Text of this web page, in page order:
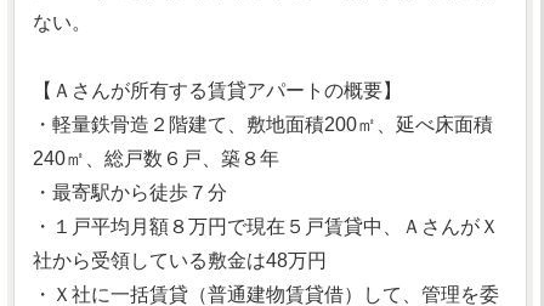
ない。
【Ａさんが所有する賃貸アパートの概要】
・軽量鉄骨造２階建て、敷地面積200㎡、延べ床面積
240㎡、総戸数６戸、築８年
・最寄駅から徒歩７分
・１戸平均月額８万円で現在５戸賃貸中、ＡさんがＸ
社から受領している敷金は48万円
・Ｘ社に一括賃貸（普通建物賃貸借）して、管理を委